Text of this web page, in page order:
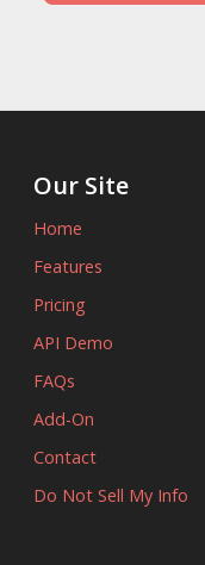
Our Site
Home
Features
Pricing
API Demo
FAQs
Add-On
Contact
Do Not Sell My Info